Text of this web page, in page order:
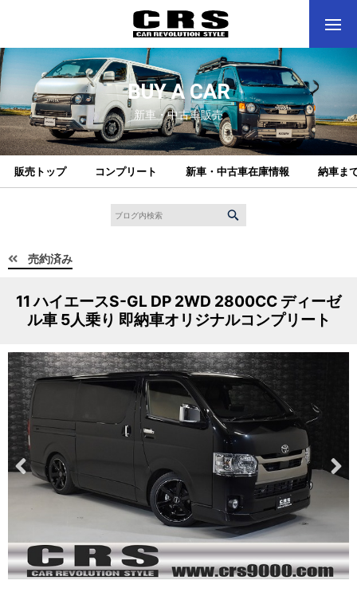
BUY A CAR
新車・中古車販売
販売トップ コンプリート 新車・中古車在庫情報 納車ま
売約済み
11 ハイエースS-GL DP 2WD 2800CC ディーゼ
ル車 5人乗り 即納車オリジナルコンプリート